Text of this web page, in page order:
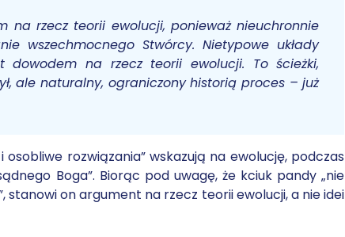
na rzecz teorii ewolucji, ponieważ nieuchronnie
wszechmocnego Stwórcy. Nietypowe układy
dowodem na rzecz teorii ewolucji. To ścieżki,
ale naturalny, ograniczony historią proces – już
rozwiązania” wskazują na ewolucję, podczas
Boga”. Biorąc pod uwagę, że kciuk pandy „nie
stanowi on argument na rzecz teorii ewolucji, a nie idei